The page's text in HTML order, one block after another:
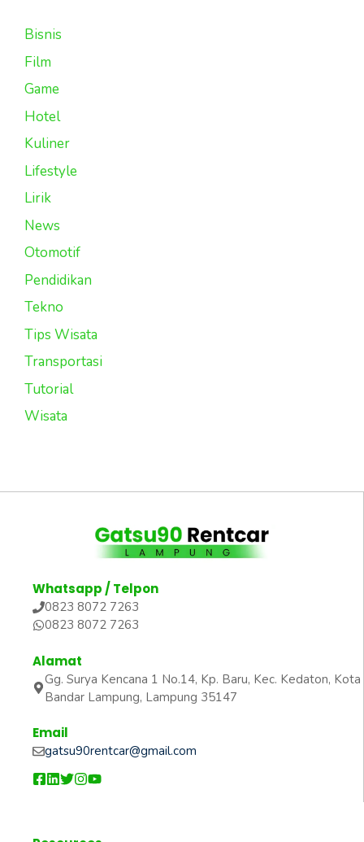
Bisnis
Film
Game
Hotel
Kuliner
Lifestyle
Lirik
News
Otomotif
Pendidikan
Tekno
Tips Wisata
Transportasi
Tutorial
Wisata
Whatsapp / Telpon
0823 8072 7263
0823 8072 7263
Alamat
Gg. Surya Kencana 1 No.14, Kp. Baru, Kec. Kedaton, Kota
Bandar Lampung, Lampung 35147
Email
gatsu90rentcar@gmail.com